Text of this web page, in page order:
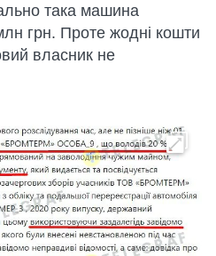
така машина
грн. Проте жодні кошти
власник не